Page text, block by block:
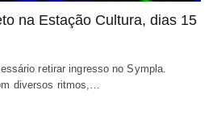
na Estação Cultura, dias 15
retirar ingresso no Sympla.
diversos ritmos,…